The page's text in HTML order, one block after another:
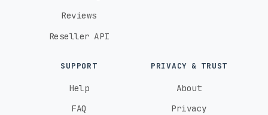
Reviews
Reseller API
SUPPORT
Help
FAQ
PRIVACY & TRUST
About
Privacy